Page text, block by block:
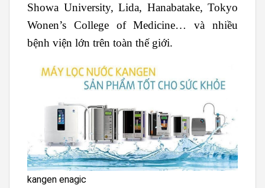
Showa University, Lida, Hanabatake, Tokyo
Wonen’s College of Medicine… và nhiều
bệnh viện lớn trên toàn thế giới.
kangen enagic